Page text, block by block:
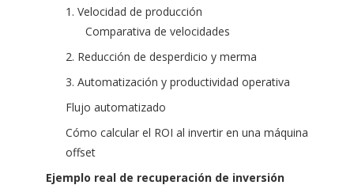
1. Velocidad de producción
Comparativa de velocidades
2. Reducción de desperdicio y merma
3. Automatización y productividad operativa
Flujo automatizado
Cómo calcular el ROI al invertir en una máquina
offset
Ejemplo real de recuperación de inversión